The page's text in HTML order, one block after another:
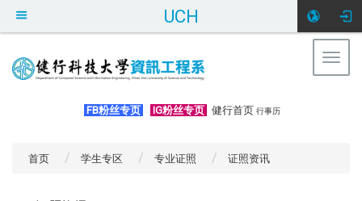
UCH
FB粉丝专页 IG粉丝专页 健行首页 行事历
首页 学生专区 专业证照 证照资讯